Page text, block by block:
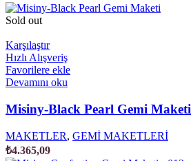
Sold out
Karşılaştır
Hızlı Alışveriş
Favorilere ekle
Devamını oku
Misiny-Black Pearl Gemi Maketi
MAKETLER, GEMİ MAKETLERİ
₺4.365,09